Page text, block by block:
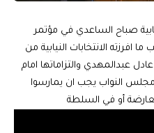
صباح الساعدي في مؤتمر
الانتخابات النيابية من
عبدالمهدي والتزاماتها امام
النواب يجب ان يمارسوا
أو في السلطة